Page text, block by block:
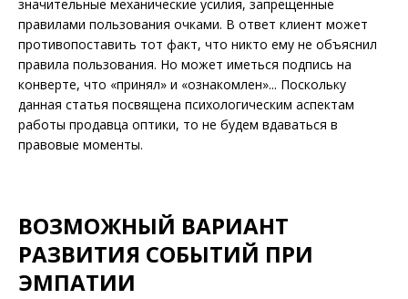
значительные механические усилия, запрещенные
правилами пользования очками. В ответ клиент может
противопоставить тот факт, что никто ему не объяснил
правила пользования. Но может иметься подпись на
конверте, что «принял» и «ознакомлен»... Поскольку
данная статья посвящена психологическим аспектам
работы продавца оптики, то не будем вдаваться в
правовые моменты.
ВОЗМОЖНЫЙ ВАРИАНТ
РАЗВИТИЯ СОБЫТИЙ ПРИ
ЭМПАТИИ